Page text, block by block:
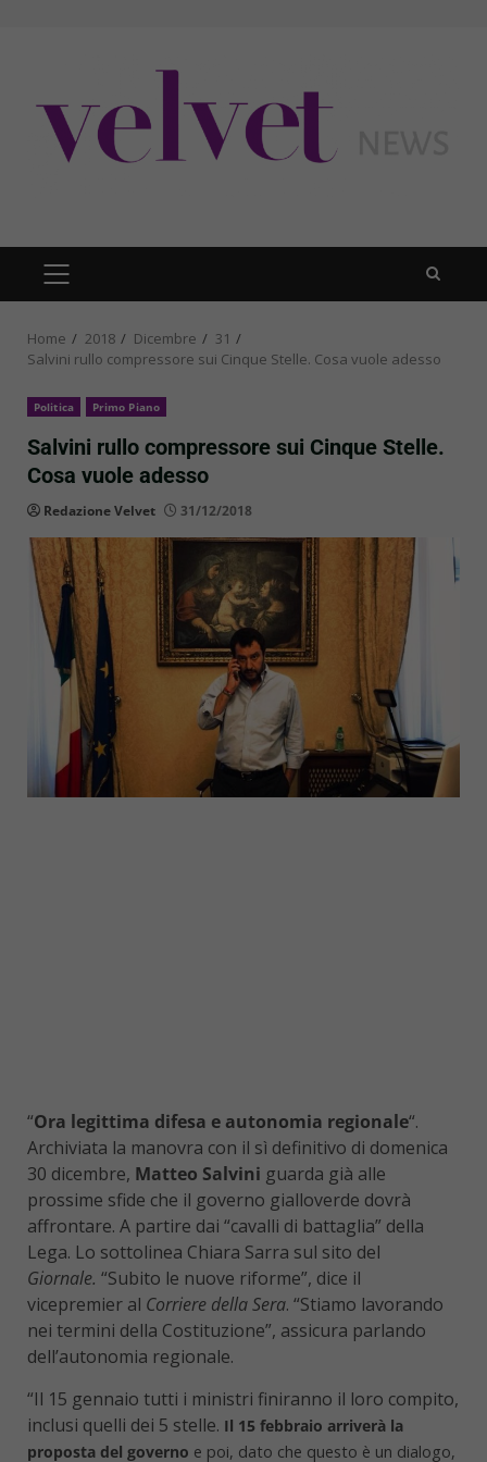
PRIMARY
MENU
Home 2018 Dicembre
31
Salvini rullo compressore sui Cinque Stelle. Cosa vuole adesso
Politica Primo Piano
Salvini rullo compressore sui Cinque Stelle.
Cosa vuole adesso
Redazione Velvet 31/12/2018
“Ora legittima difesa e autonomia regionale“.
Archiviata la manovra con il sì definitivo di domenica
30 dicembre, Matteo Salvini guarda già alle
prossime sfide che il governo gialloverde dovrà
affrontare. A partire dai “cavalli di battaglia” della
Lega. Lo sottolinea Chiara Sarra sul sito del
Giornale. “Subito le nuove riforme”, dice il
vicepremier al Corriere della Sera. “Stiamo lavorando
nei termini della Costituzione”, assicura parlando
dell’autonomia regionale.
“Il 15 gennaio tutti i ministri finiranno il loro compito,
inclusi quelli dei 5 stelle. Il 15 febbraio arriverà la
proposta del governo e poi, dato che questo è un dialogo,